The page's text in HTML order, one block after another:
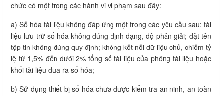
chức có một trong các hành vi vi phạm sau đây:
a) Số hóa tài liệu không đáp ứng một trong các yêu cầu sau: tài
liệu lưu trữ số hóa không đúng định dạng, độ phân giải; đặt tên
tệp tin không đúng quy định; không kết nối dữ liệu chủ, chiếm tỷ
lệ từ 1,5% đến dưới 2% tổng số tài liệu của phông tài liệu hoặc
khối tài liệu đưa ra số hóa;
b) Sử dụng thiết bị số hóa chưa được kiểm tra an ninh, an toàn